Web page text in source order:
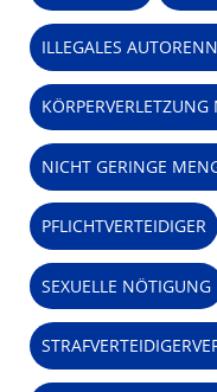
ILLEGALES
NICHT GERINGE
PFLICHTVERTEIDIGER
SEXUELLE NÖTIGUNG